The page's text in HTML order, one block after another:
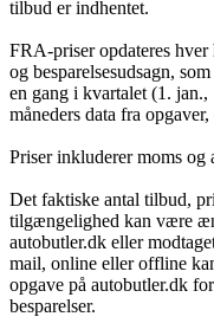
tilbud er indhentet.
FRA-priser opdateres
og besparelsesudsagn,
en gang i kvartalet (1.
måneders data fra
Priser inkluderer moms og
Det faktiske antal tilbud,
tilgængelighed kan være
autobutler.dk eller
mail, online eller offline
opgave på autobutler.dk
besparelser.